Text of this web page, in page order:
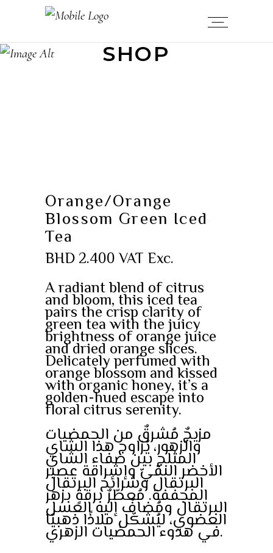
SHOP
Orange/Orange
Blossom Green Iced
Tea
BHD2.400VAT Exc.
A radiant blend of citrus
and bloom, this iced tea
pairs the crisp clarity of
green tea with the juicy
brightness of orange juice
and dried orange slices.
Delicately perfumed with
orange blossom and kissed
with organic honey, it’s a
golden-hued escape into
floral citrus serenity.
مزيجٌ مُشرقٌ من الحمضيات
والزهور، يُزاوج هذا الشاي
المثلج بين صفاء الشاي
الأخضر النقيّ وإشراقة عصير
البرتقال وشرائح البرتقال
المجففة. مُعطّرٌ برقةٍ بزهر
البرتقال ومُضافٌ إليه العسل
العضوي، ليُشكّل ملاذًا ذهبيًا
في هدوء الحمضيات الزهري.